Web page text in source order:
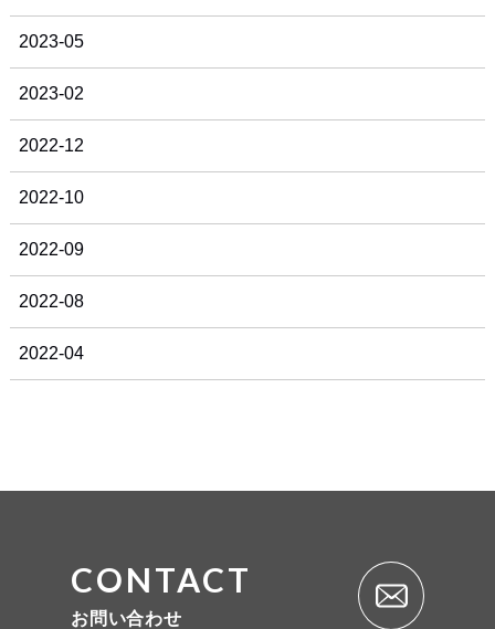
2023-05
2023-02
2022-12
2022-10
2022-09
2022-08
2022-04
CONTACT
お問い合わせ